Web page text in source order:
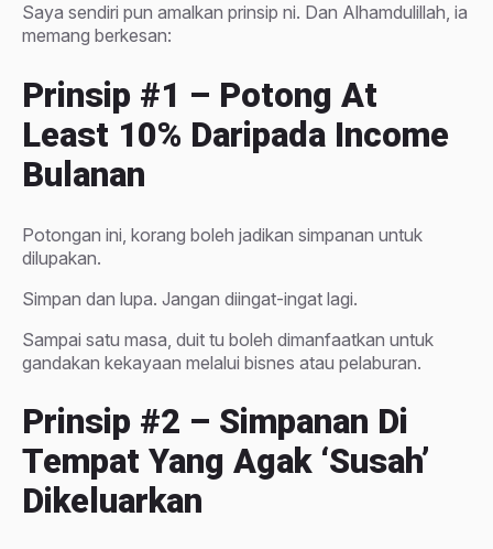
Saya sendiri pun amalkan prinsip ni. Dan Alhamdulillah, ia
memang berkesan:
Prinsip #1 – Potong At
Least 10% Daripada Income
Bulanan
Potongan ini, korang boleh jadikan simpanan untuk
dilupakan.
Simpan dan lupa. Jangan diingat-ingat lagi.
Sampai satu masa, duit tu boleh dimanfaatkan untuk
gandakan kekayaan melalui bisnes atau pelaburan.
Prinsip #2 – Simpanan Di
Tempat Yang Agak ‘susah’
Dikeluarkan